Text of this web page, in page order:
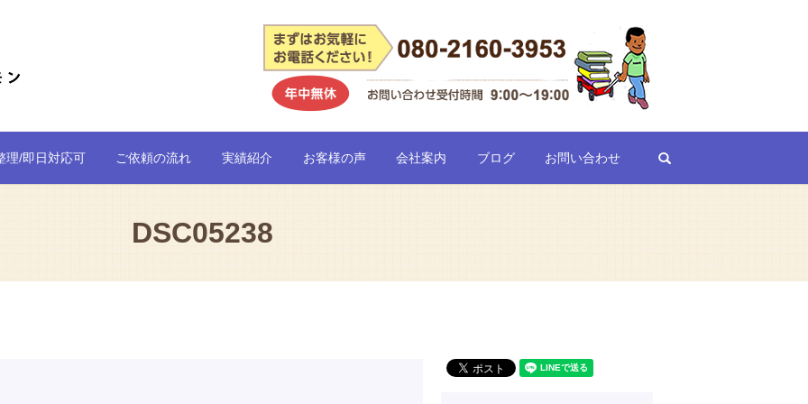
理/即日対応可 ご依頼の流れ 実績紹介 お客様の声 会社案内 ブログ お問い合わせ
DSC05238